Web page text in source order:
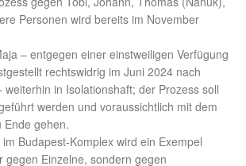
Personen wird bereits im November
– entgegen einer einstweiligen Verfügung
rechtswidrig im Juni 2024 nach
weiterhin in Isolationshaft; der Prozess soll
werden und voraussichtlich mit dem
Ende gehen.
Budapest-Komplex wird ein Exempel
gegen Einzelne, sondern gegen